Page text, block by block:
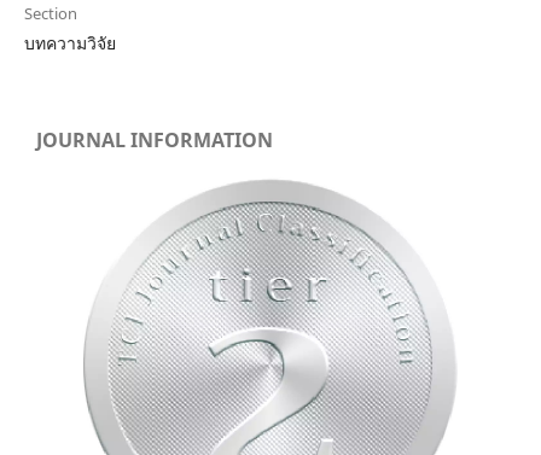
Section
บทความวิจัย
JOURNAL INFORMATION